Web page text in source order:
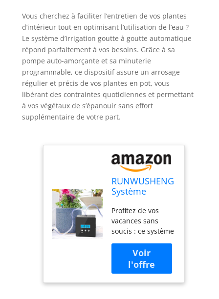
Vous cherchez à faciliter l’entretien de vos plantes
d’intérieur tout en optimisant l’utilisation de l’eau ?
Le système d’irrigation goutte à goutte automatique
répond parfaitement à vos besoins. Grâce à sa
pompe auto-amorçante et sa minuterie
programmable, ce dispositif assure un arrosage
régulier et précis de vos plantes en pot, vous
libérant des contraintes quotidiennes et permettant
à vos végétaux de s’épanouir sans effort
supplémentaire de votre part.
RUNWUSHENG
Système
goutte à goutte
automatique,
système
d'arrosage
pour plantes
d'intérieur,
pompe auto-
amorçante,
Profitez de vos
vacances sans
soucis : ce système
dont vous avez
besoin. Il
comprend une
pompe à eau, une